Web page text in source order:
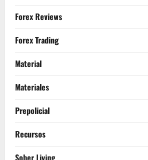
Forex Reviews
Forex Trading
Material
Materiales
Prepolicial
Recursos
Sober Living